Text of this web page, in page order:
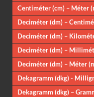
Centiméter (cm) – Méter
Deciméter (dm) –
Deciméter (dm) –
Deciméter (dm) –
Deciméter (dm) – Méter
Dekagramm (dkg) -
Dekagramm (dkg) –